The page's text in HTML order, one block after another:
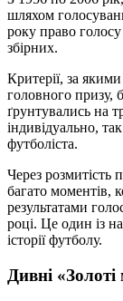
шляхом
року право
збірних.
Критерії, за
головного призу,
ґрунтувались на
індивідуально,
футболіста.
Через розмитість
багато моментів,
результатами
році. Це один із
історії футболу.
Дивні «Золоті